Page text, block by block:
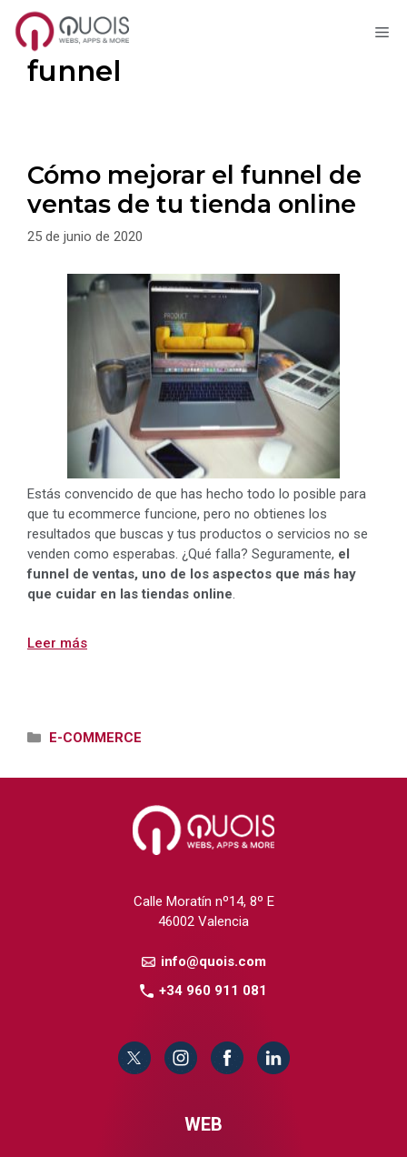
Saltarfunnel
Cómo mejorar el funnel de
ventas de tu tienda online
25 de junio de 2020
Estás convencido de que has hecho todo lo posible para
que tu ecommerce funcione, pero no obtienes los
resultados que buscas y tus productos o servicios no se
venden como esperabas. ¿Qué falla? Seguramente, el
funnel de ventas, uno de los aspectos que más hay
que cuidar en las tiendas online
Leer más
Categorías
E-COMMERCE
Calle Moratín nº14, 8º E
46002 Valencia
info@quois.com
+34 960 911 081
WEB